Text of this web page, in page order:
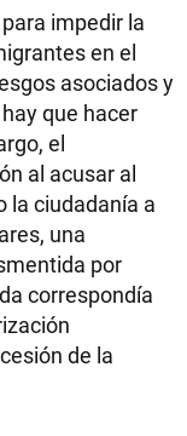
impedir la
en el
asociados y
que hacer
el
al acusar al
la ciudadanía a
una
por
correspondía
de la